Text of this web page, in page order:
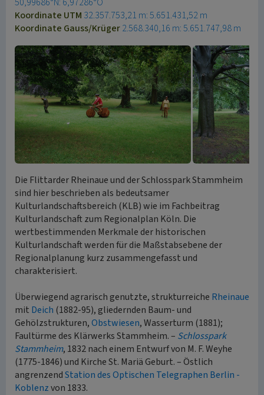
Koordinate UTM 32.357.753,21 m: 5.651.431,52 m
Koordinate Gauss/Krüger2.568.340,16 m: 5.651.747,98 m
Die Flittarder Rheinaue und der Schlosspark Stammheim
sind hier beschrieben als bedeutsamer
Kulturlandschaftsbereich (KLB) wie im Fachbeitrag
Kulturlandschaft zum Regionalplan Köln. Die
wertbestimmenden Merkmale der historischen
Kulturlandschaft werden für die Maßstabsebene der
Regionalplanung kurz zusammengefasst und
charakterisiert.
Überwiegend agrarisch genutzte, strukturreiche Rheinaue
mit Deich (1882-95), gliedernden Baum- und
Gehölzstrukturen,Obstwiesen, Wasserturm (1881);
Faultürme des Klärwerks Stammheim. – Schlosspark
Stammheim, 1832 nach einem Entwurf von M. F. Weyhe
(1775-1846) und Kirche St. Mariä Geburt. – Östlich
angrenzendStation des Optischen Telegraphen Berlin -
Koblenzvon 1833.